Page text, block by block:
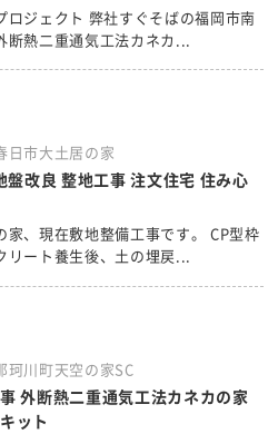
ロジェクト 弊社すぐそばの福岡市南
断熱二重通気工法カネカ...
日市大土居の家
盤改良 整地工事 注文住宅 住み心
家、現在敷地整備工事です。 CP型枠
リート養生後、土の埋戻...
珂川町天空の家SC
外断熱二重通気工法カネカの家
ット